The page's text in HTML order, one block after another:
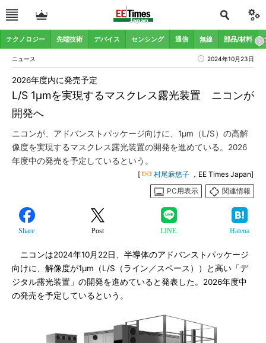
テクノロジー 先端技術 デバイス センシング 通信 無線 部品/材料
ニュース 2024年10月23日
L/S 1μmを実現するマスクレス露光装置 ニコンが
開発へ
2026年度内に発売予定
ニコンが、アドバンストパッケージ向けに、1μm（L/S）の高解
像度を実現するマスクレス露光装置の開発を進めている。2026
年度中の発売を予定しているという。
[ 村尾麻悠子 ，EE Times Japan]
PC用表示
関連情報
Share Post LINE Hatena
ニコンは2024年10月22日、半導体のアドバンストパッケージ
向けに、解像度が1μm（L/S（ライン／スペース））と高い「デ
ジタル露光装置」の開発を進めていると発表した。2026年度中
の発売を予定しているという。